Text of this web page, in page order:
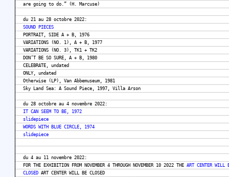
are going to do.” (H. Marcuse)
du 21 au 28 octobre 2022:
SOUND PIECES
PORTRAIT, SIDE A + B, 1976
VARIATIONS (NO. 1), A + B, 1977
VARIATIONS (NO. 3), TK1 + TK2
DON’T BE SO SURE, A + B, 1980
CELEBRATE, undated
ONLY, undated
Otherwise (LP), Van Abbemuseum, 1981
Sky Land Sea: A Sound Piece, 1997, Villa Arson
du 28 octobre au 4 novembre 2022:
IT CAN SEEM TO BE, 1972
slidepiece
WORDS WITH BLUE CIRCLE, 1974
slidepiece
du 4 au 11 novembre 2022:
FOR THE EXHIBITION FROM NOVEMBER 4 THROUGH NOVEMBER 10 2022 THE ART CENTER WILL
CLOSED ART CENTER WILL BE CLOSED